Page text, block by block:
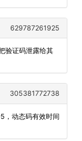
629787261925
验证码泄露给其
305381772738
，动态码有效时间